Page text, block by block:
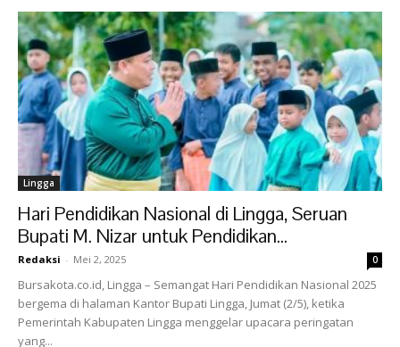
Lingga
Hari Pendidikan Nasional di Lingga, Seruan
Bupati M. Nizar untuk Pendidikan...
Redaksi - Mei 2, 2025 0
Bursakota.co.id, Lingga – Semangat Hari Pendidikan Nasional 2025
bergema di halaman Kantor Bupati Lingga, Jumat (2/5), ketika
Pemerintah Kabupaten Lingga menggelar upacara peringatan
yang...